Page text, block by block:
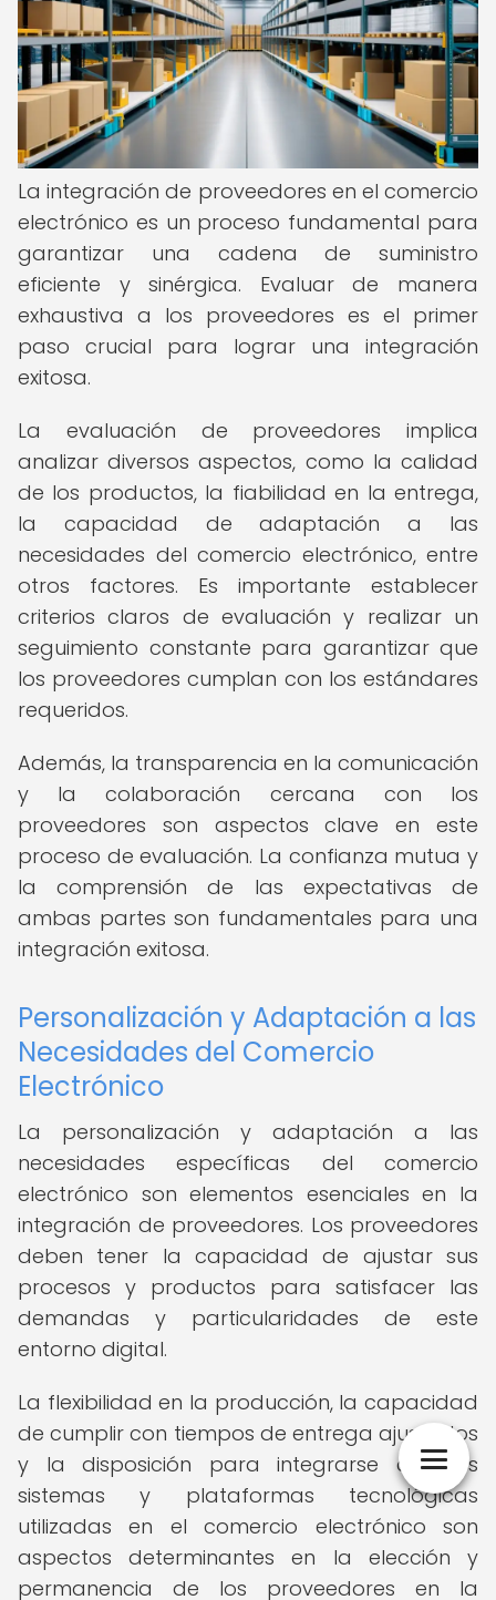
La integración de proveedores en el comercio
electrónico es un proceso fundamental para
garantizar una cadena de suministro
eficiente y sinérgica. Evaluar de manera
exhaustiva a los proveedores es el primer
paso crucial para lograr una integración
exitosa.
La evaluación de proveedores implica
analizar diversos aspectos, como la calidad
de los productos, la fiabilidad en la entrega,
la capacidad de adaptación a las
necesidades del comercio electrónico, entre
otros factores. Es importante establecer
criterios claros de evaluación y realizar un
seguimiento constante para garantizar que
los proveedores cumplan con los estándares
requeridos.
Además, la transparencia en la comunicación
y la colaboración cercana con los
proveedores son aspectos clave en este
proceso de evaluación. La confianza mutua y
la comprensión de las expectativas de
ambas partes son fundamentales para una
integración exitosa.
Personalización y Adaptación a las
Necesidades del Comercio
Electrónico
La personalización y adaptación a las
necesidades específicas del comercio
electrónico son elementos esenciales en la
integración de proveedores. Los proveedores
deben tener la capacidad de ajustar sus
procesos y productos para satisfacer las
demandas y particularidades de este
entorno digital.
La flexibilidad en la producción, la capacidad
de cumplir con tiempos de entrega ajustados
y la disposición para integrarse con los
sistemas y plataformas tecnológicas
utilizadas en el comercio electrónico son
aspectos determinantes en la elección y
permanencia de los proveedores en la